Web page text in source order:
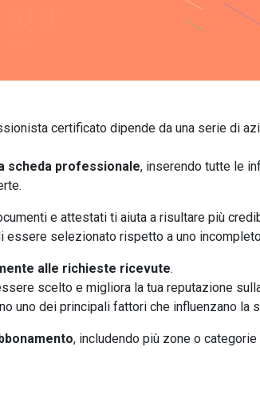
certificato dipende da una serie di
scheda professionale, inserendo tutte le
e attestati ti aiuta a risultare più
essere selezionato rispetto a uno
alle richieste ricevute.
scelto e migliora la tua reputazione
uno dei principali fattori che influenzano la
, includendo più zone o